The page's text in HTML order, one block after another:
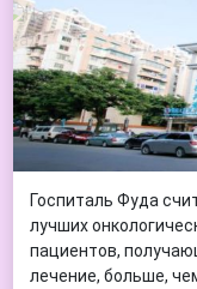
Госпиталь Фуда
лучших
пациентов,
лечение, больше,